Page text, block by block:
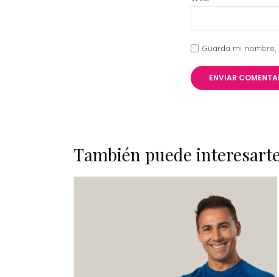
Guarda mi
También puede